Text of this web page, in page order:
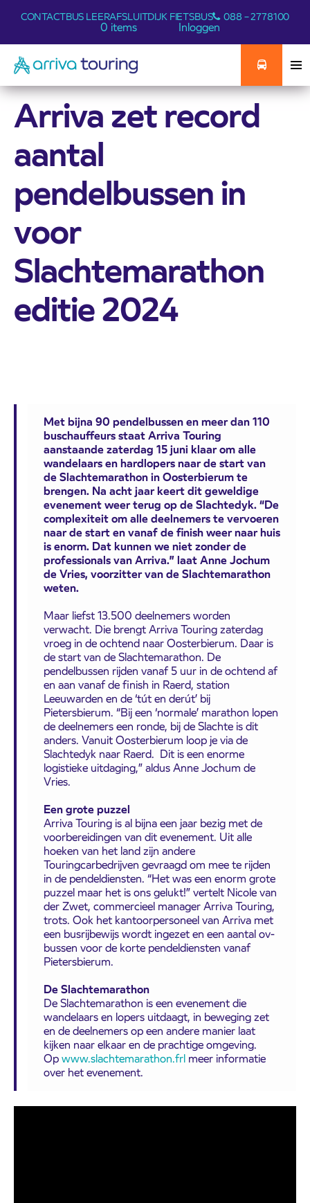
CONTACTBUS LEERAFSLUITDIJK FIETSBUS 088 – 2778100
0 items Inloggen
Arriva zet record
aantal
pendelbussen in
voor
Slachtemarathon
editie 2024
Met bijna 90 pendelbussen en meer dan 110
buschauffeurs staat Arriva Touring
aanstaande zaterdag 15 juni klaar om alle
wandelaars en hardlopers naar de start van
de Slachtemarathon in Oosterbierum te
brengen. Na acht jaar keert dit geweldige
evenement weer terug op de Slachtedyk. “De
complexiteit om alle deelnemers te vervoeren
naar de start en vanaf de finish weer naar huis
is enorm. Dat kunnen we niet zonder de
professionals van Arriva.” laat Anne Jochum
de Vries, voorzitter van de Slachtemarathon
weten.
Maar liefst 13.500 deelnemers worden
verwacht. Die brengt Arriva Touring zaterdag
vroeg in de ochtend naar Oosterbierum. Daar is
de start van de Slachtemarathon. De
pendelbussen rijden vanaf 5 uur in de ochtend af
en aan vanaf de finish in Raerd, station
Leeuwarden en de ‘tút en derút’ bij
Pietersbierum. “Bij een ‘normale’ marathon lopen
de deelnemers een ronde, bij de Slachte is dit
anders. Vanuit Oosterbierum loop je via de
Slachtedyk naar Raerd. Dit is een enorme
logistieke uitdaging,” aldus Anne Jochum de
Vries.
Een grote puzzel
Arriva Touring is al bijna een jaar bezig met de
voorbereidingen van dit evenement. Uit alle
hoeken van het land zijn andere
Touringcarbedrijven gevraagd om mee te rijden
in de pendeldiensten. “Het was een enorm grote
puzzel maar het is ons gelukt!” vertelt Nicole van
der Zwet, commercieel manager Arriva Touring,
trots. Ook het kantoorpersoneel van Arriva met
een busrijbewijs wordt ingezet en een aantal ov-
bussen voor de korte pendeldiensten vanaf
Pietersbierum.
De Slachtemarathon
De Slachtemarathon is een evenement die
wandelaars en lopers uitdaagt, in beweging zet
en de deelnemers op een andere manier laat
kijken naar elkaar en de prachtige omgeving.
Opwww.slachtemarathon.frlmeer informatie
over het evenement.